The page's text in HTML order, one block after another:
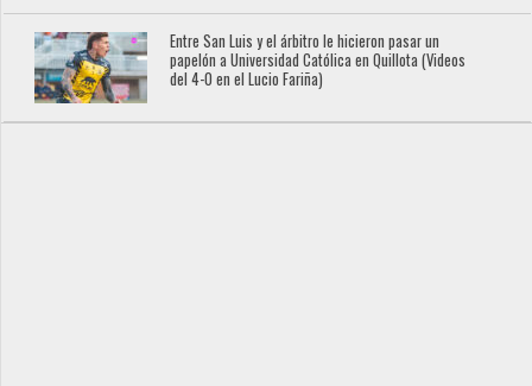
Entre San Luis y el árbitro le hicieron pasar un
papelón a Universidad Católica en Quillota (Videos
del 4-0 en el Lucio Fariña)